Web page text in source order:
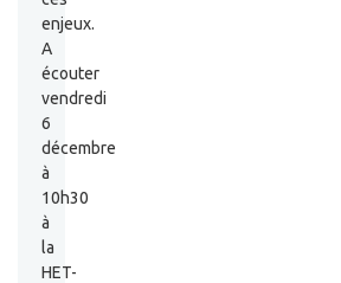
enjeux.
A
écouter
vendredi
6
décembre
à
10h30
à
la
HET-